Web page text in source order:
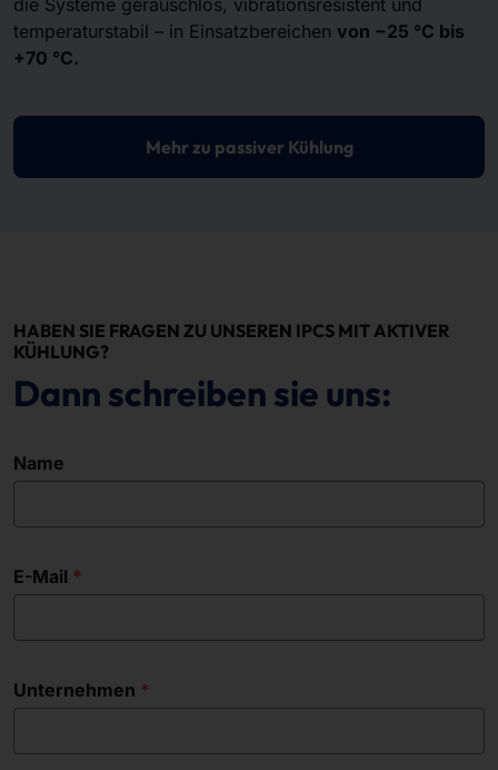
temperaturstabil – in Einsatzbereichen von −25 °C bis
+70 °C.
Mehr zu passiver Kühlung
HABEN SIE FRAGEN ZU UNSEREN IPCS MIT AKTIVER
KÜHLUNG?
Dann schreiben sie uns:
Name
E-Mail
Unternehmen